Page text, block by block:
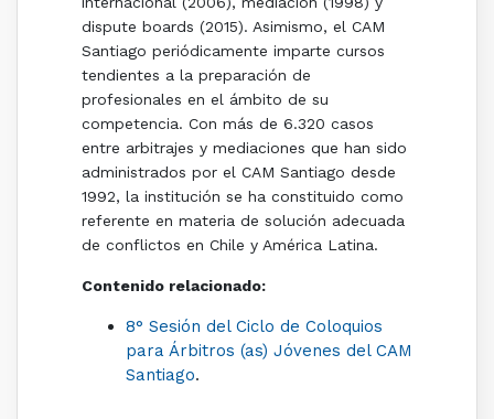
dispute boards (2015). Asimismo, el CAM
Santiago periódicamente imparte cursos
tendientes a la preparación de
profesionales en el ámbito de su
competencia. Con más de 6.320 casos
entre arbitrajes y mediaciones que han sido
administrados por el CAM Santiago desde
1992, la institución se ha constituido como
referente en materia de solución adecuada
de conflictos en Chile y América Latina.
Contenido relacionado:
8° Sesión del Ciclo de Coloquios
para Árbitros (as) Jóvenes del CAM
Santiago.